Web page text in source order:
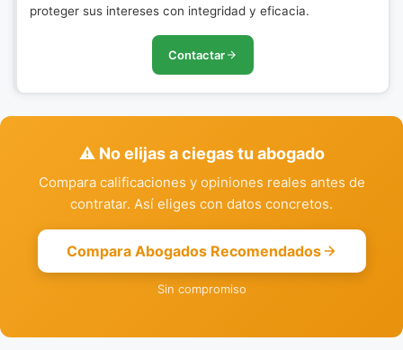
proteger sus intereses con integridad y eficacia.
Contactar
⚠️ No elijas a ciegas tu abogado
Compara calificaciones y opiniones reales antes de
contratar. Así eliges con datos concretos.
Compara Abogados Recomendados
Sin compromiso